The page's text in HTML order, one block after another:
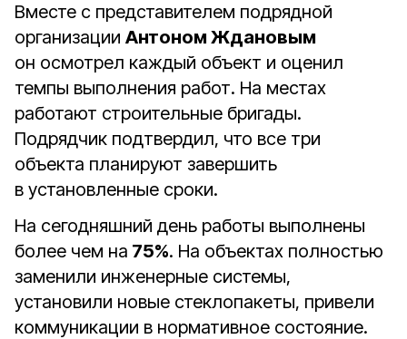
Вместе с представителем подрядной
организации Антоном Ждановым
он осмотрел каждый объект и оценил
темпы выполнения работ. На местах
работают строительные бригады.
Подрядчик подтвердил, что все три
объекта планируют завершить
в установленные сроки.
На сегодняшний день работы выполнены
более чем на 75%. На объектах полностью
заменили инженерные системы,
установили новые стеклопакеты, привели
коммуникации в нормативное состояние.